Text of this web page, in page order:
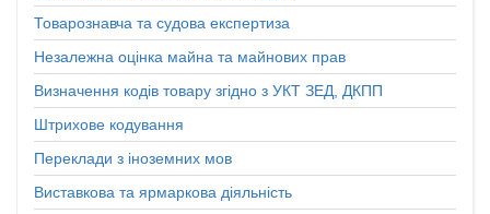
Товарознавча та судова експертиза
Незалежна оцінка майна та майнових прав
Визначення кодів товару згідно з УКТ ЗЕД, ДКПП
Штрихове кодування
Переклади з іноземних мов
Виставкова та ярмаркова діяльність